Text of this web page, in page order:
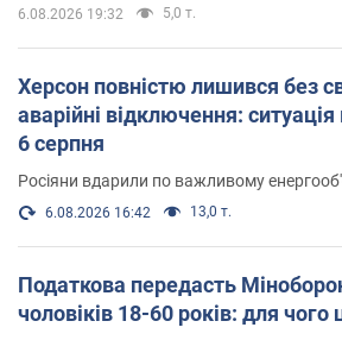
6.08.2026 19:32 5,0 т.
Херсон повністю лишився без
аварійні відключення:
6 серпня
Росіяни вдарили по важливому
6.08.2026 16:42 13,0 т.
Податкова передасть
чоловіків 18-60 років: для чого